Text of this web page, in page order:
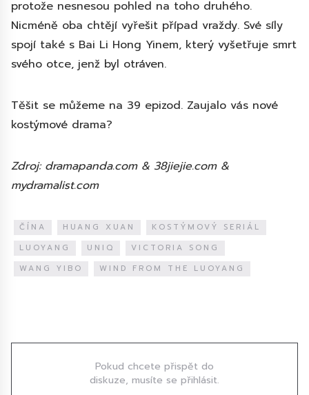
protože nesnesou pohled na toho druhého.
Nicméně oba chtějí vyřešit případ vraždy. Své síly
spojí také s Bai Li Hong Yinem, který vyšetřuje smrt
svého otce, jenž byl otráven.
Těšit se můžeme na 39 epizod. Zaujalo vás nové
kostýmové drama?
Zdroj: dramapanda.com & 38jiejie.com &
mydramalist.com
ČÍNA HUANG XUAN
KOSTÝMOVÝ SERIÁL
LUOYANG
UNIQ
VICTORIA SONG
WANG YIBO
WIND FROM THE LUOYANG
Pokud chcete přispět do
diskuze, musíte se přihlásit.